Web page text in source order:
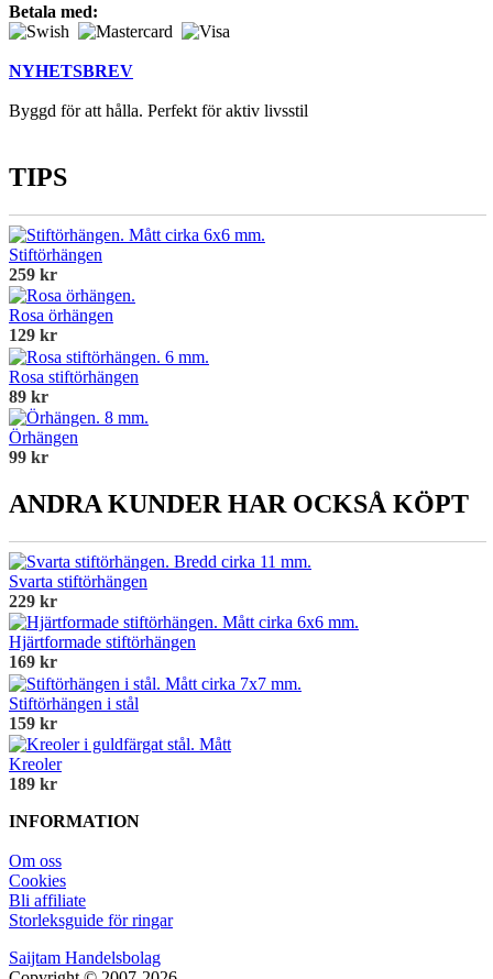
Betala med:
NYHETSBREV
Byggd för att hålla. Perfekt för aktiv livsstil
TIPS
Stiftörhängen
259 kr
Rosa örhängen
129 kr
Rosa stiftörhängen
89 kr
Örhängen
99 kr
ANDRA KUNDER HAR OCKSÅ KÖPT
Svarta stiftörhängen
229 kr
Hjärtformade stiftörhängen
169 kr
Stiftörhängen i stål
159 kr
Kreoler
189 kr
INFORMATION
Om oss
Cookies
Bli affiliate
Storleksguide för ringar
Saijtam Handelsbolag